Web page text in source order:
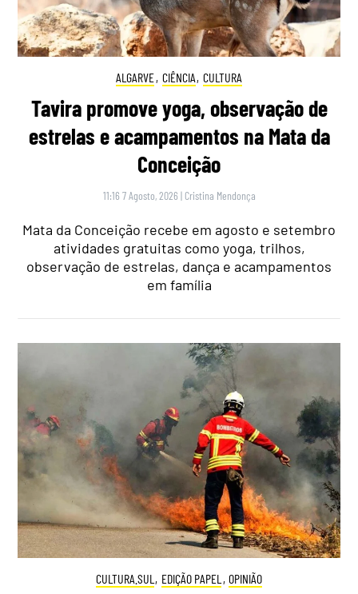
ALGARVE, CIÊNCIA, CULTURA
Tavira promove yoga, observação de
estrelas e acampamentos na Mata da
Conceição
11:16 7 Agosto, 2026 | Cristina Mendonça
Mata da Conceição recebe em agosto e setembro
atividades gratuitas como yoga, trilhos,
observação de estrelas, dança e acampamentos
em família
CULTURA.SUL , EDIÇÃO PAPEL , OPINIÃO